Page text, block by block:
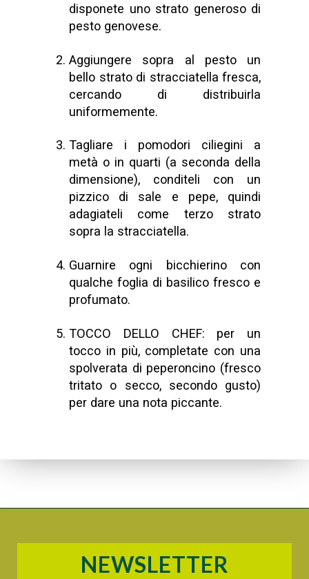
disponete uno strato generoso di
pesto genovese.
Aggiungere sopra al pesto un
bello strato di stracciatella fresca,
cercando di distribuirla
uniformemente.
Tagliare i pomodori ciliegini a
metà o in quarti (a seconda della
dimensione), conditeli con un
pizzico di sale e pepe, quindi
adagiateli come terzo strato
sopra la stracciatella.
Guarnire ogni bicchierino con
qualche foglia di basilico fresco e
profumato.
TOCCO DELLO CHEF: per un
tocco in più, completate con una
spolverata di peperoncino (fresco
tritato o secco, secondo gusto)
per dare una nota piccante.
NEWSLETTER